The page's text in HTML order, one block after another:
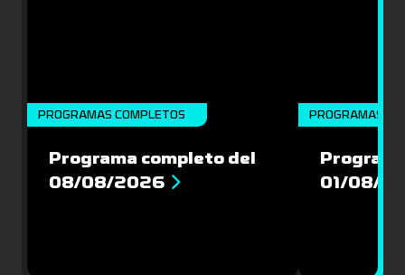
PROGRAMAS COMPLETOS
Programa completo del
08/08/2026
PROGRAMAS
01/08/